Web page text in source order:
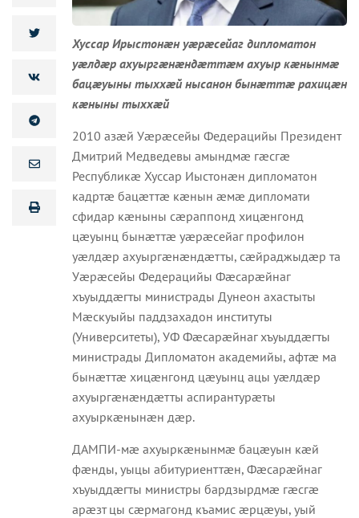
Хуссар Ирыстонæн уæрæсейаг дипломатон
уæлдæр ахуыргæнæндæттæм ахуыр кæнынмæ
бацæуыны тыххæй нысанон бынæттæ рахицæн
кæныны тыххæй
2010 азæй Уæрæсейы Федерацийы Президент
Дмитрий Медведевы амындмæ гæсгæ
Республикæ Хуссар Иыстонæн дипломатон
кадртæ бацæттæ кæнын æмæ дипломати
сфидар кæныны сæраппонд хицæнгонд
цæуынц бынæттæ уæрæсейаг профилон
уæлдæр ахуыргæнæндæтты, сæйраджыдæр та
Уæрæсейы Федерацийы Фæсарæйнаг
хъуыддæгты министрады Дунеон ахастыты
Мæскуыйы паддзахадон институты
(Университеты), УФ Фæсарæйнаг хъуыддæгты
министрады Дипломатон академийы, афтæ ма
бынæттæ хицæнгонд цæуынц ацы уæлдæр
ахуыргæнæндæтты аспирантурæты
ахуыркæнынæн дæр.
ДАМПИ-мæ ахуыркæнынмæ бацæуын кæй
фæнды, уыцы абитуриенттæн, Фæсарæйнаг
хъуыддæгты министры бардзырдмæ гæсгæ
арæзт цы сæрмагонд къамис æрцæуы, уый